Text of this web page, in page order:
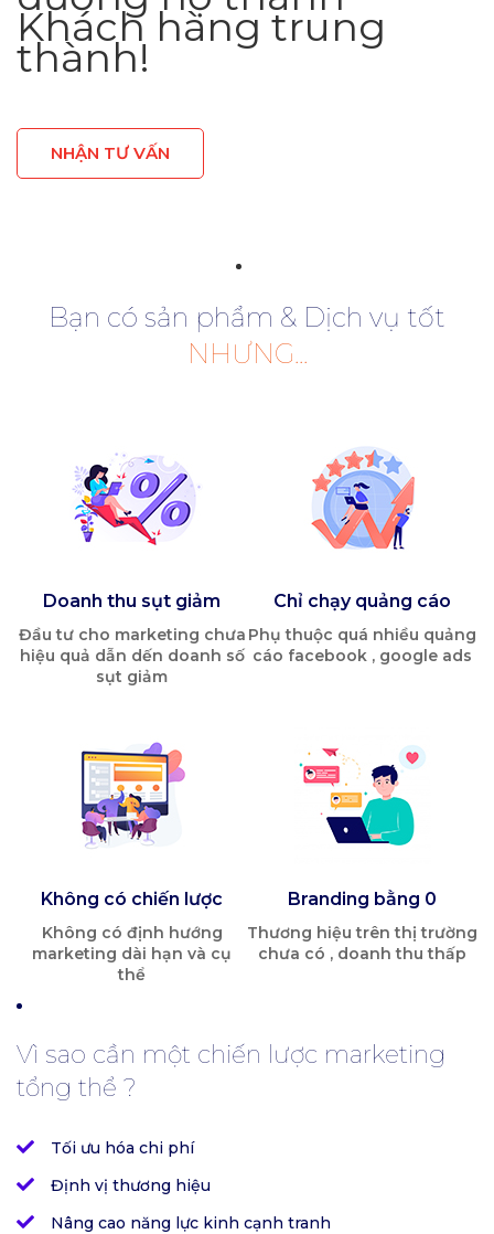
Khách hàng trung
thành!
NHẬN TƯ VẤN
Bạn có sản phẩm & Dịch vụ tốt
NHƯNG...
Doanh thu sụt giảm
Đầu tư cho marketing chưa
hiệu quả dẫn dến doanh số
sụt giảm
Chỉ chạy quảng cáo
Phụ thuộc quá nhiều quảng
cáo facebook , google ads
Không có chiến lược
Không có định hướng
marketing dài hạn và cụ
thể
Branding bằng 0
Thương hiệu trên thị trường
chưa có , doanh thu thấp
Vì sao cần một chiến lược marketing
tổng thể ?
Tối ưu hóa chi phí
Định vị thương hiệu
Nâng cao năng lực kinh cạnh tranh